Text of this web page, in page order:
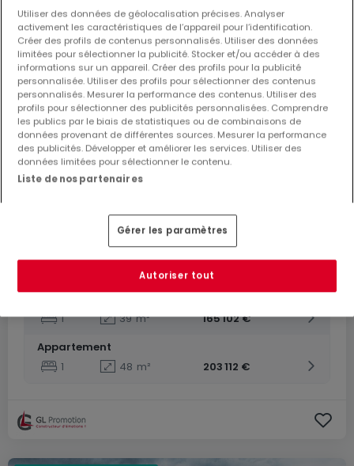
New program « Saint GORGON » à vendre àAumetz
(FR)
De115 000 €à285 125 €
De 24 à 77m²
24 annonces correspondent à votre recherche
29 biens disponibles
Appartement
1
50 m²
Appartement
m²
115 000 €
1
39 m²
165 102 €
Appartement
1
48 m² 203 112 €
Utiliser des données de géolocalisation précises. Analyser
activement les caractéristiques de l’appareil pour l’identification.
Créer des profils de contenus personnalisés. Utiliser des données
limitées pour sélectionner la publicité. Stocker et/ou accéder à des
informations sur un appareil. Créer des profils pour la publicité
personnalisée. Utiliser des profils pour sélectionner des contenus
personnalisés. Mesurer la performance des contenus. Utiliser des
profils pour sélectionner des publicités personnalisées. Comprendre
les publics par le biais de statistiques ou de combinaisons de
données provenant de différentes sources. Mesurer la performance
des publicités. Développer et améliorer les services. Utiliser des
données limitées pour sélectionner le contenu.
Liste de nos partenaires
Gérer les paramètres
Autoriser tout